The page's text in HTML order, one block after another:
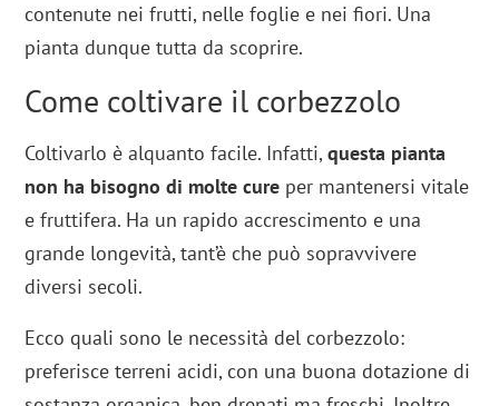
contenute nei frutti, nelle foglie e nei fiori. Una
pianta dunque tutta da scoprire.
Come coltivare il corbezzolo
Coltivarlo è alquanto facile. Infatti,questa pianta
non ha bisogno di molte cure per mantenersi vitale
e fruttifera. Ha un rapido accrescimento e una
grande longevità, tant’è che può sopravvivere
diversi secoli.
Ecco quali sono le necessità del corbezzolo:
preferisce terreni acidi, con una buona dotazione di